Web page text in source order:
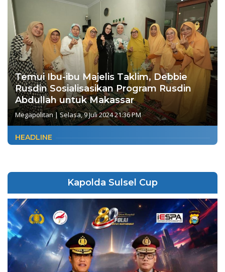
Temui Ibu-ibu Majelis Taklim, Debbie
Rusdin Sosialisasikan Program Rusdin
Abdullah untuk Makassar
Megapolitan|Selasa, 9 Juli 2024 21:36 PM
HEADLINE
Kapolda Sulsel Cup